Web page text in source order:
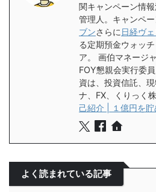
関キャンペーン情
管理人。キャンペー
ブンさらに 日経ヴ
る定期預金ウォッ
ア。 画伯マネージ
FOY懇親会実行委
資は、投資信託、
ナ、FX、くりっく
己紹介 | １億円を
よく読まれている記事